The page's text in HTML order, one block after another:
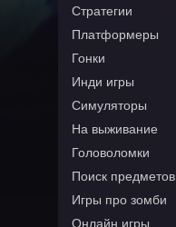
Стратегии
Платформеры
Гонки
Инди игры
Симуляторы
На выживание
Головоломки
Поиск предметов
Игры про зомби
Онлайн игры